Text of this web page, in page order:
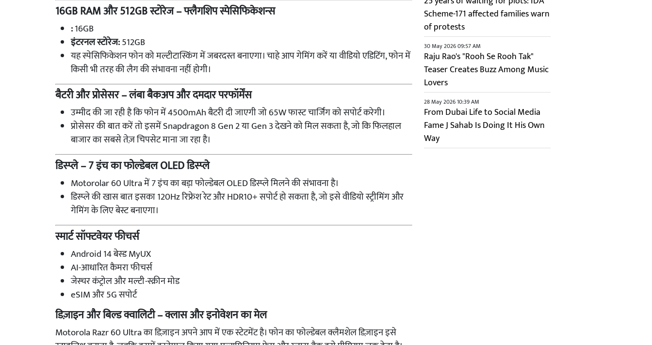
16GB RAM और 512GB स्टोरेज – फ्लैगशिप स्पेसिफिकेशन्स
:16GB
इंटरनल स्टोरेज:512GB
यह स्पेसिफिकेशन फोन को मल्टीटास्किंग में जबरदस्त बनाएगा। चाहे आप गेमिंग करें या वीडियो एडिटिंग, फोन में
किसी भी तरह की लैग की संभावना नहीं होगी।
बैटरी और प्रोसेसर – लंबा बैकअप और दमदार परफॉर्मेंस
उम्मीद की जा रही है कि फोन में 4500mAh बैटरी दी जाएगी जो 65W फास्ट चार्जिंग को सपोर्ट करेगी।
प्रोसेसर की बात करें तो इसमें Snapdragon 8 Gen 2 या Gen 3 देखने को मिल सकता है, जो कि फिलहाल
बाजार का सबसे तेज़ चिपसेट माना जा रहा है।
डिस्प्ले – 7 इंच का फोल्डेबल OLED डिस्प्ले
Motorolar 60 Ultra में 7 इंच का बड़ा फोल्डेबल OLED डिस्प्ले मिलने की संभावना है।
डिस्प्ले की खास बात इसका 120Hz रिफ्रेश रेट और HDR10+ सपोर्ट हो सकता है, जो इसे वीडियो स्ट्रीमिंग और
गेमिंग के लिए बेस्ट बनाएगा।
स्मार्ट सॉफ्टवेयर फीचर्स
Android 14 बेस्ड MyUX
AI-आधारित कैमरा फीचर्स
जेस्चर कंट्रोल और मल्टी-स्क्रीन मोड
eSIM और 5G सपोर्ट
डिज़ाइन और बिल्ड क्वालिटी – क्लास और इनोवेशन का मेल
Motorola Razr 60 Ultra का डिज़ाइन अपने आप में एक स्टेटमेंट है। फोन का फोल्डेबल क्लैमशेल डिज़ाइन इसे
Scheme-171 affected families warn
of protests
30 May 2026 09:57 AM
Raju Rao's "Rooh Se Rooh Tak"
Teaser Creates Buzz Among Music
Lovers
28 May 2026 10:39 AM
From Dubai Life to Social Media
Fame J Sahab Is Doing It His Own
Way